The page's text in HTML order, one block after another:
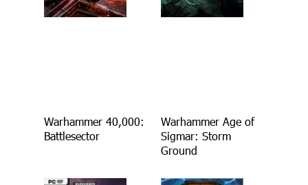
Warhammer 40,000:
Battlesector
Warhammer Age of
Sigmar: Storm
Ground